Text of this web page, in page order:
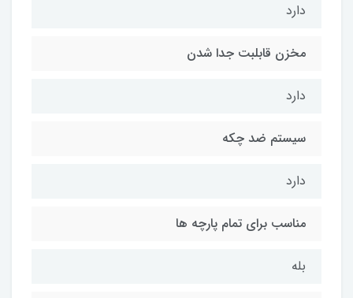
دارد
مخزن قابلبت جدا شدن
دارد
سیستم ضد چکه
دارد
مناسب برای تمام پارچه ها
بله